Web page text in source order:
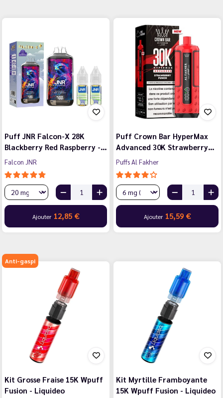
Puff JNR Falcon-X 28K
Blackberry Red Raspberry -…
Falcon JNR
Ajouter 12,85 €
Puff Crown Bar HyperMax
Advanced 30K Strawberry…
Puffs Al Fakher
Ajouter 15,59 €
Anti-gaspi
Kit Grosse Fraise 15K Wpuff
Fusion - Liquideo
Kit Myrtille Framboyante
15K Wpuff Fusion - Liquideo